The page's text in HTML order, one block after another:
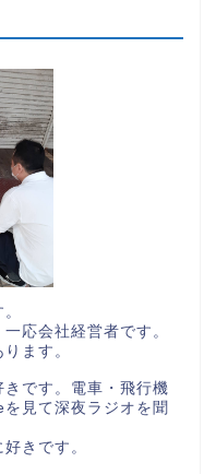
応会社経営者です。
ます。
です。電車・飛行機
見て深夜ラジオを聞
きです。